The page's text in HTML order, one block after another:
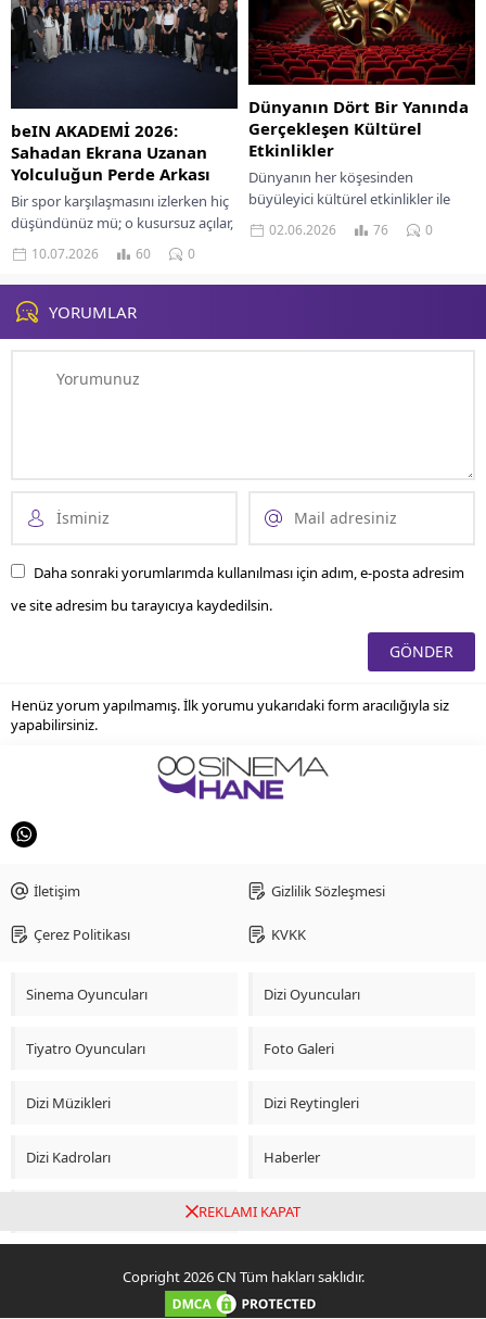
beIN AKADEMİ 2026:
Sahadan Ekrana Uzanan
Yolculuğun Perde Arkası
Bir spor karşılaşmasını izlerken hiç
düşündünüz mü; o kusursuz açılar,
akıcı kurgu, doğru anda gelen
tekrarlar ve yankılanan yorumlar
nasıl...
10.07.2026 60 0
Dünyanın Dört Bir Yanında
Gerçekleşen Kültürel
Etkinlikler
Dünyanın her köşesinden
büyüleyici kültürel etkinlikler ile
farklı yaşam tarzlarını ve
geleneklerini keşfedin.
02.06.2026 76 0
YORUMLAR
Daha sonraki yorumlarımda kullanılması için adım, e-posta adresim
ve site adresim bu tarayıcıya kaydedilsin.
Henüz yorum yapılmamış. İlk yorumu yukarıdaki form aracılığıyla siz
yapabilirsiniz.
İletişim Gizlilik Sözleşmesi
Çerez Politikası KVKK
Sinema Oyuncuları Dizi Oyuncuları
Tiyatro Oyuncuları Foto Galeri
Dizi Müzikleri Dizi Reytingleri
Dizi Kadroları Haberler
Copright 2026 CN Tüm hakları saklıdır.
REKLAMI KAPAT